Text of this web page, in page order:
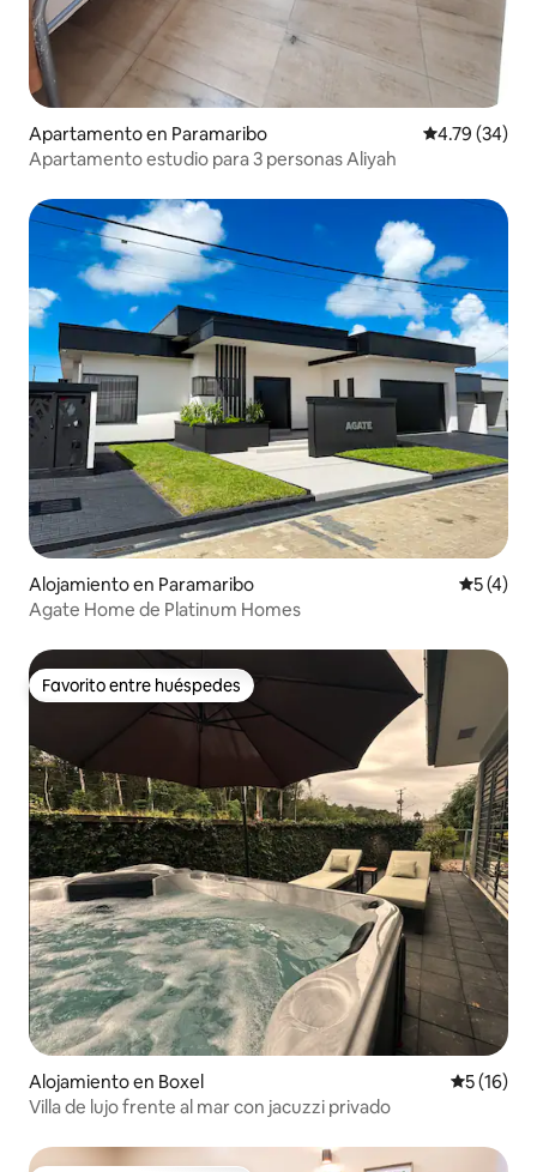
Apartamento en Paramaribo Calificación
4.79 (34)
Apartamento estudio para 3 personas Aliyah
Alojamiento en Paramaribo
5 (4)
Agate Home de Platinum Homes
Favorito entre huéspedes
Favorito entre huéspedes
Alojamiento en Boxel
5 (16)
Villa de lujo frente al mar con jacuzzi privado